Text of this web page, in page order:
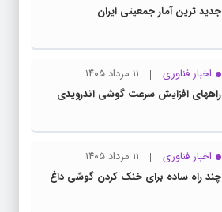
جدید ترین آمار جمعیتی ایران
اخبار فناوری
۱۱ مرداد ۱۴۰۵
راههای افزایش سرعت گوشی اندرویدی
اخبار فناوری
۱۱ مرداد ۱۴۰۵
چند راه‌ ساده برای خنک کردن گوشی داغ